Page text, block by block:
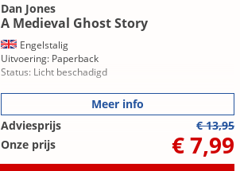
Dan Jones
A Medieval Ghost Story
Engelstalig
Uitvoering: Paperback
Status: Licht beschadigd
Meer info
Adviesprijs
€ 13,95
Onze prijs
€ 7,99